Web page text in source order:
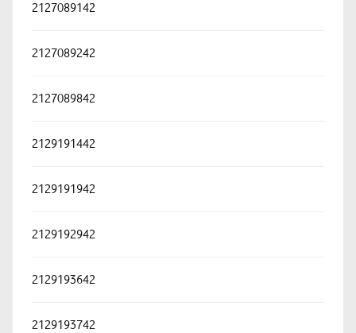
2127089142
2127089242
2127089842
2129191442
2129191942
2129192942
2129193642
2129193742